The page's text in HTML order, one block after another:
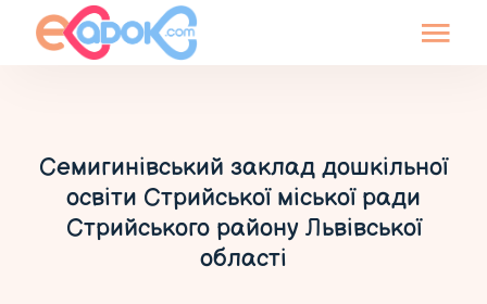
Семигинівський заклад дошкільної
освіти Стрийської міської ради
Стрийського району Львівської
області